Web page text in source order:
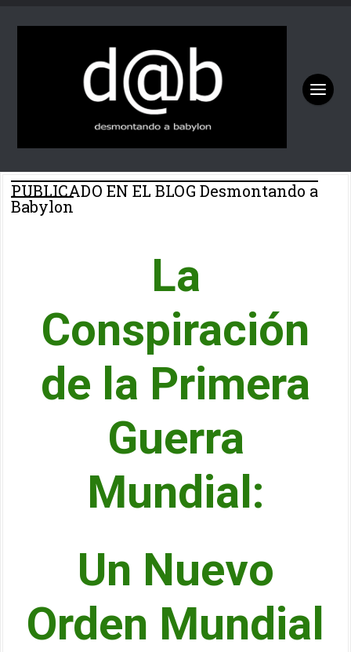
PUBLICADO EN EL BLOG Desmontando a
Babylon
La
Conspiración
de la Primera
Guerra
Mundial:
Un Nuevo
Orden Mundial